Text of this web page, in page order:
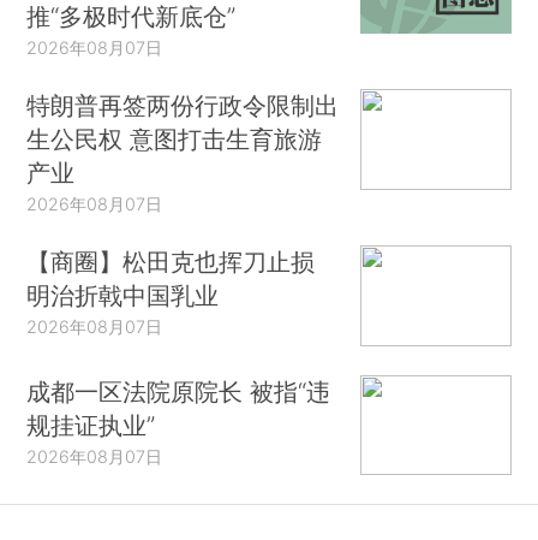
推“多极时代新底仓”
2026年08月07日
特朗普再签两份行政令限制出
生公民权 意图打击生育旅游
产业
2026年08月07日
【商圈】松田克也挥刀止损
明治折戟中国乳业
2026年08月07日
成都一区法院原院长 被指“违
规挂证执业”
2026年08月07日